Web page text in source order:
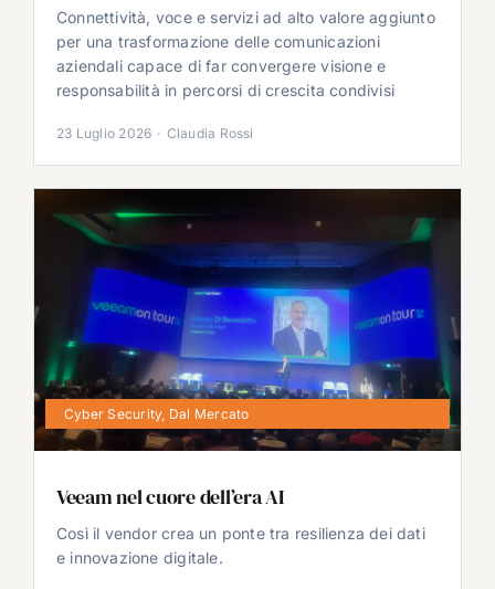
Connettività, voce e servizi ad alto valore aggiunto
per una trasformazione delle comunicazioni
aziendali capace di far convergere visione e
responsabilità in percorsi di crescita condivisi
23 Luglio 2026 · Claudia Rossi
Cyber Security, Dal Mercato
Veeam nel cuore dell’era AI
Così il vendor crea un ponte tra resilienza dei dati
e innovazione digitale.